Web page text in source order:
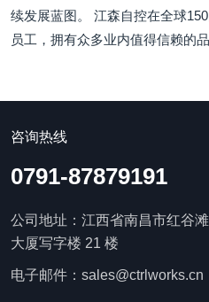
续发展蓝图。 江森自控在全球
员工，拥有众多业内值得信赖的
咨询热线
0791-87879191
公司地址：江西省南昌市红谷
大厦写字楼 21 楼
电子邮件：sales@ctrlworks.cn